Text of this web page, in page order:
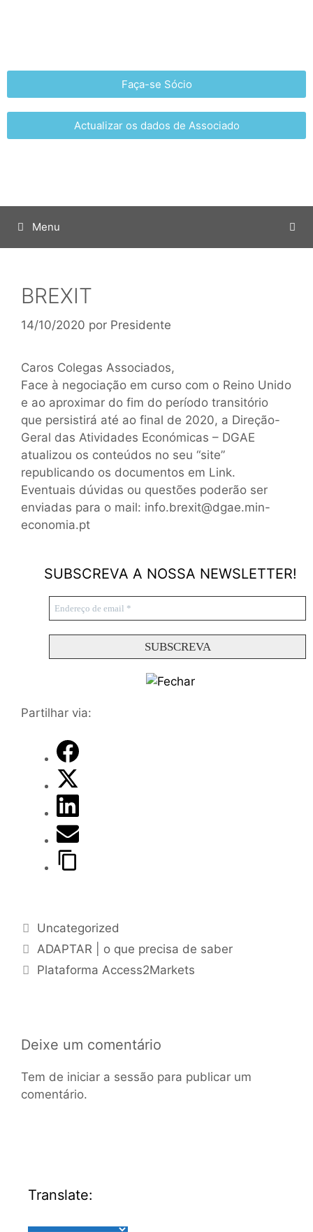
Faça-se Sócio
Actualizar os dados de Associado
Menu
BREXIT
14/10/2020 por Presidente
Caros Colegas Associados,
Face à negociação em curso com o Reino Unido
e ao aproximar do fim do período transitório
que persistirá até ao final de 2020, a Direção-
Geral das Atividades Económicas – DGAE
atualizou os conteúdos no seu “site”
republicando os documentos em Link.
Eventuais dúvidas ou questões poderão ser
enviadas para o mail: info.brexit@dgae.min-
economia.pt
SUBSCREVA A NOSSA NEWSLETTER!
Partilhar via:
Uncategorized
ADAPTAR | o que precisa de saber
Plataforma Access2Markets
Deixe um comentário
Tem de iniciar a sessão para publicar um
comentário.
Translate: